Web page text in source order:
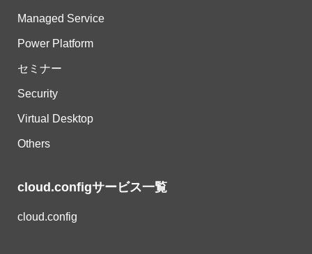
Managed Service
Power Platform
セミナー
Security
Virtual Desktop
Others
cloud.configサービス一覧
cloud.config